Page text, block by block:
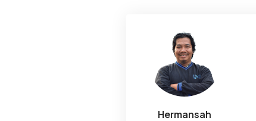
Hermansah